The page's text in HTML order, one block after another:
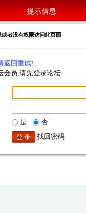
提示信息
或者没有权限访问此页面
返回重试!
会员,请先登录论坛
是
否
找回密码